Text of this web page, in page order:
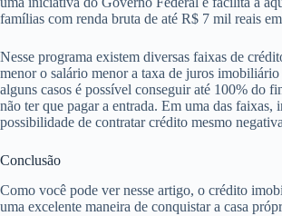
famílias com renda bruta de até R$ 7 mil reais
Nesse programa existem diversas faixas de
menor o salário menor a taxa de juros
alguns casos é possível conseguir até 100% do
não ter que pagar a entrada. Em uma das faixas,
possibilidade de contratar crédito mesmo
Conclusão
Como você pode ver nesse artigo, o crédito
uma excelente maneira de conquistar a casa